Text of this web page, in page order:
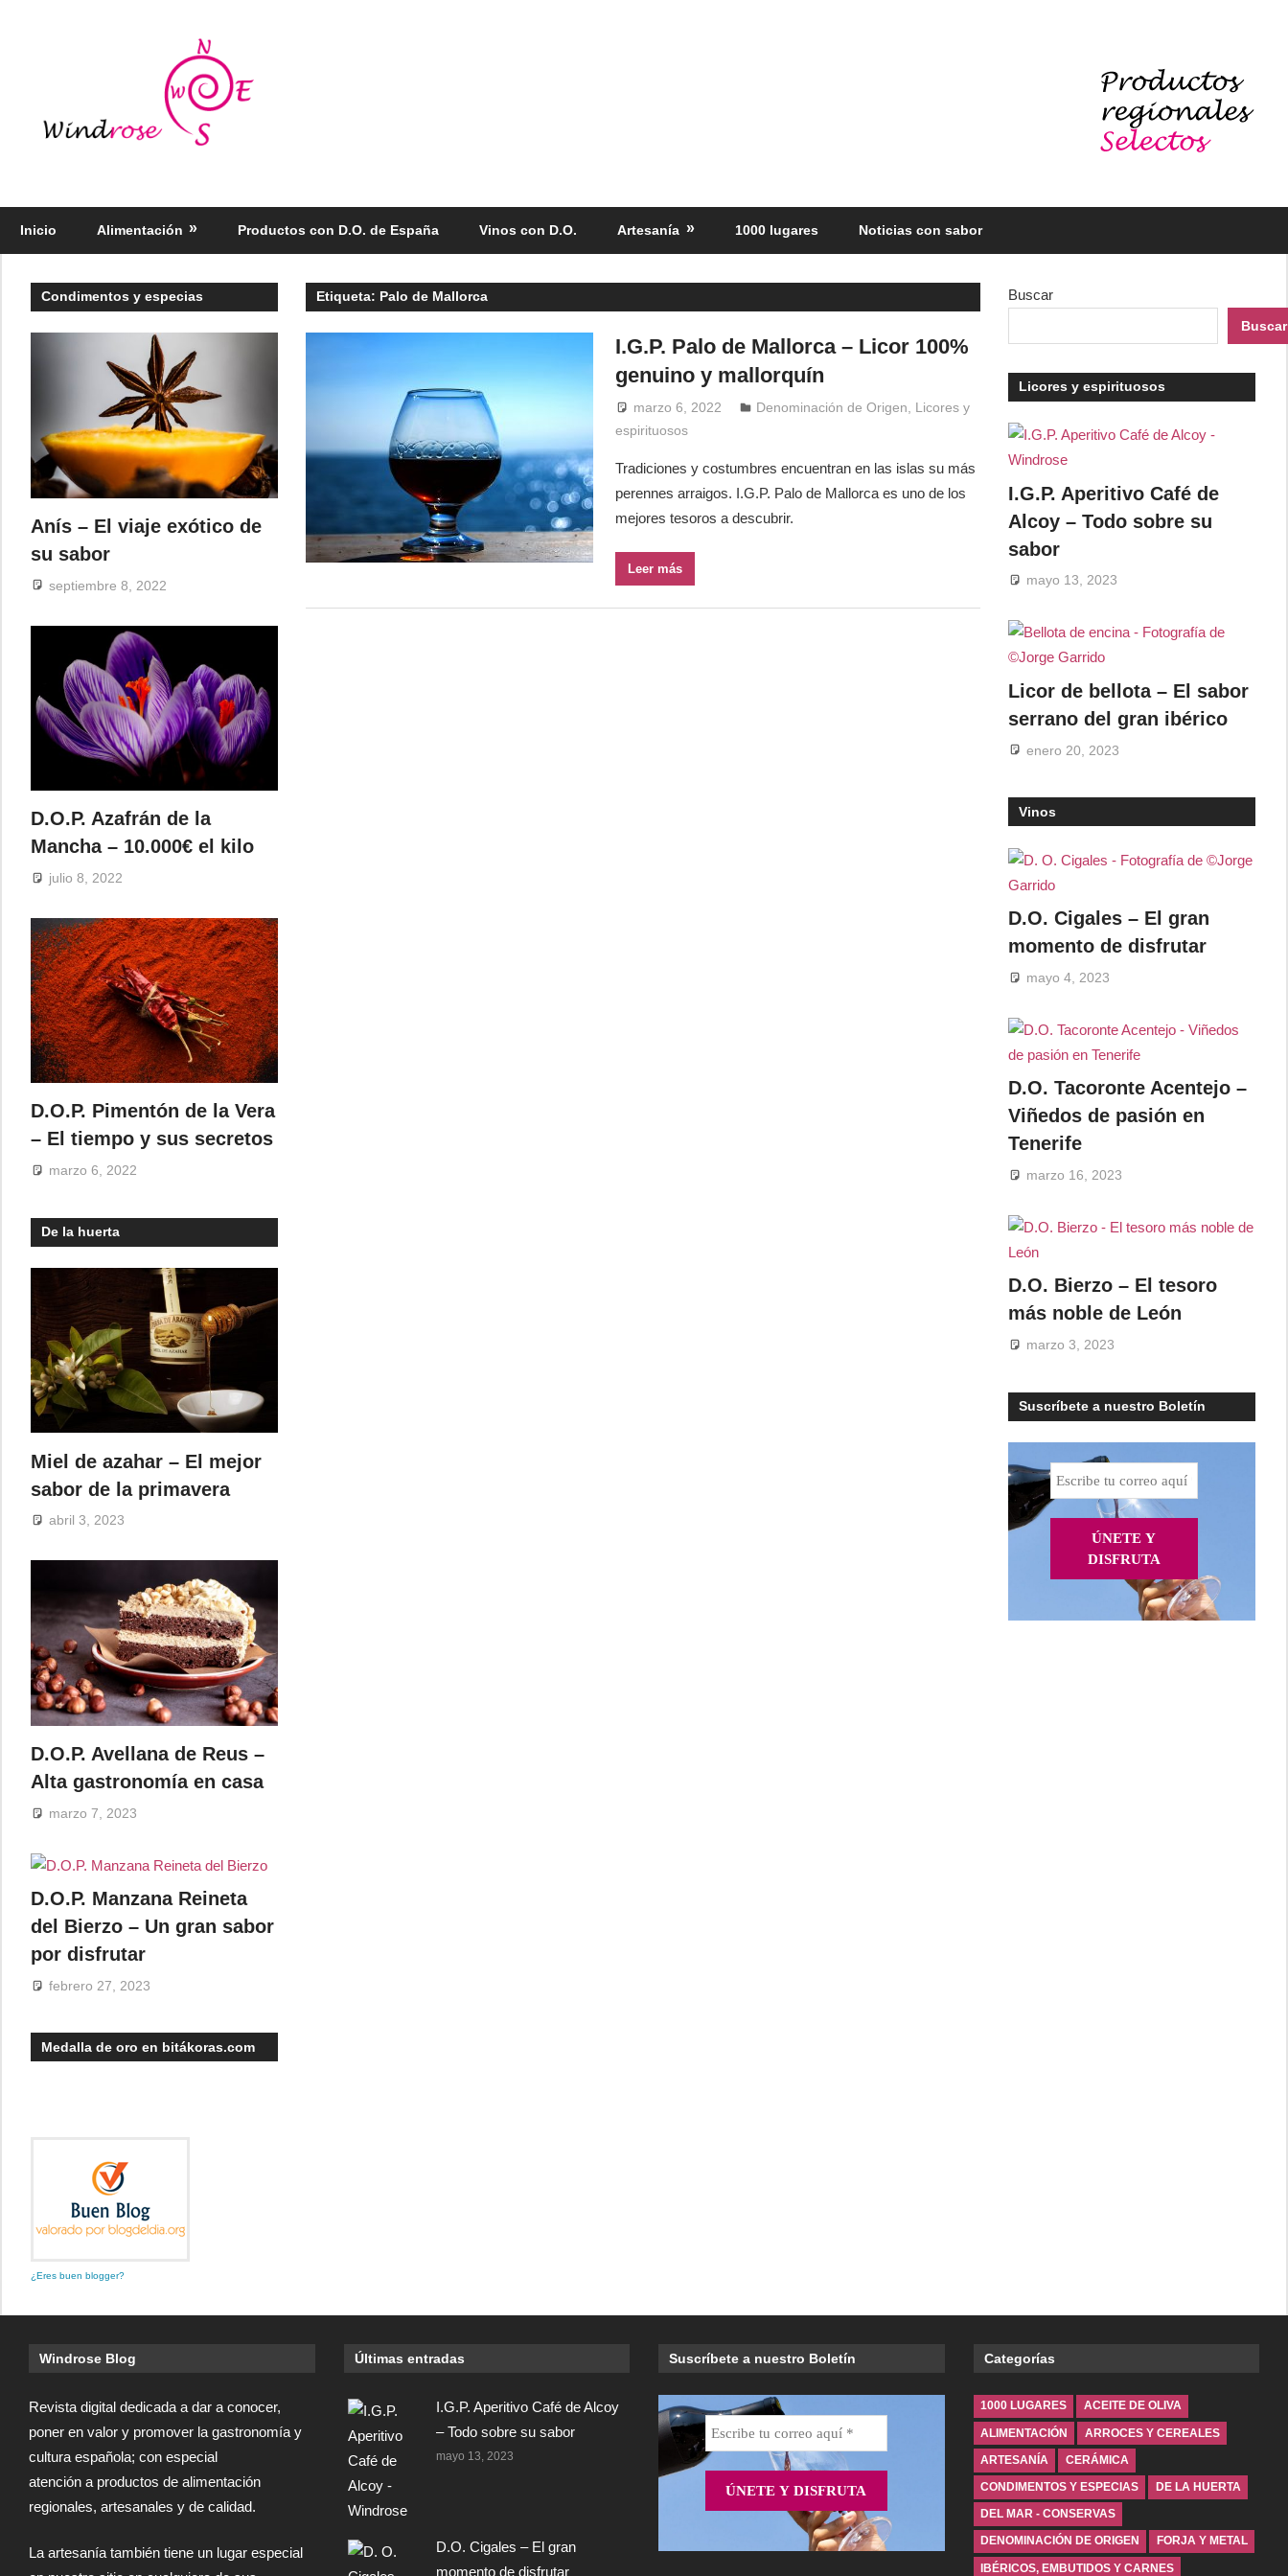
Inicio Alimentación Productos con D.O. de España Vinos con D.O. Artesanía 1000 lugares Noticias con sabor
Etiqueta: Palo de Mallorca
I.G.P. Palo de Mallorca – Licor 100%
genuino y mallorquín
marzo 6, 2022 Windrose
Denominación de Origen
Licores y
espirituosos
Tradiciones y costumbres encuentran en las islas su más
perennes arraigos. I.G.P. Palo de Mallorca es uno de los
mejores tesoros a descubrir.
Leer más
Condimentos y especias
Anís – El viaje exótico de
su sabor
septiembre 8, 2022
D.O.P. Azafrán de la
Mancha – 10.000€ el kilo
julio 8, 2022
D.O.P. Pimentón de la Vera
– El tiempo y sus secretos
marzo 6, 2022
De la huerta
Miel de azahar – El mejor
sabor de la primavera
abril 3, 2023
D.O.P. Avellana de Reus –
Alta gastronomía en casa
marzo 7, 2023
D.O.P. Manzana Reineta
del Bierzo – Un gran sabor
por disfrutar
febrero 27, 2023
Medalla de oro en bitákoras.com
¿Eres buen blogger?
Buscar
Buscar
Licores y espirituosos
I.G.P. Aperitivo Café de
Alcoy – Todo sobre su
sabor
mayo 13, 2023
Licor de bellota – El sabor
serrano del gran ibérico
enero 20, 2023
Vinos
D.O. Cigales – El gran
momento de disfrutar
mayo 4, 2023
D.O. Tacoronte Acentejo –
Viñedos de pasión en
Tenerife
marzo 16, 2023
D.O. Bierzo – El tesoro
más noble de León
marzo 3, 2023
Suscríbete a nuestro Boletín
Windrose Blog
Revista digital dedicada a dar a conocer,
poner en valor y promover la gastronomía y
cultura española; con especial
atención a productos de alimentación
regionales, artesanales y de calidad.
La artesanía también tiene un lugar especial
Últimas entradas
I.G.P. Aperitivo Café de Alcoy
– Todo sobre su sabor
mayo 13, 2023
D.O. Cigales – El gran
momento de disfrutar
Suscríbete a nuestro Boletín Categorías
1000 LUGARES ACEITE DE OLIVA
ALIMENTACIÓN ARROCES Y CEREALES
ARTESANÍA CERÁMICA
CONDIMENTOS Y ESPECIAS DE LA HUERTA
DEL MAR - CONSERVAS
DENOMINACIÓN DE ORIGEN FORJA Y METAL
IBÉRICOS, EMBUTIDOS Y CARNES